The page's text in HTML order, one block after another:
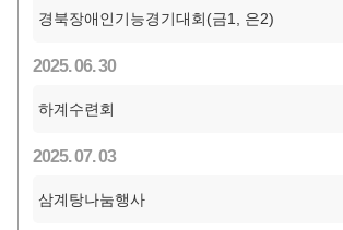
경북장애인기능경기대회(금1, 은2)
2025. 06. 30
하계수련회
2025. 07. 03
삼계탕나눔행사